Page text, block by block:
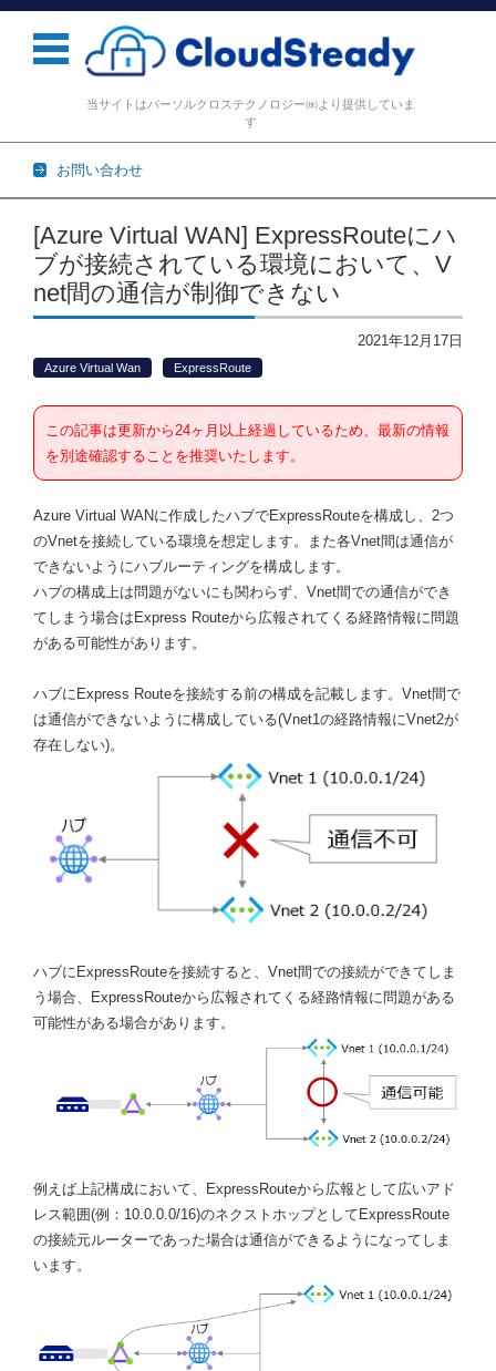
当サイトはパーソルクロステクノロジー㈱より提供していま
す
お問い合わせ
コンテンツに移動
[Azure Virtual WAN] ExpressRouteにハ
ブが接続されている環境において、V
net間の通信が制御できない
2021年12月17日
Azure Virtual Wan ExpressRoute
この記事は更新から24ヶ月以上経過しているため、最新の情報
を別途確認することを推奨いたします。
Azure Virtual WANに作成したハブでExpressRouteを構成し、2つ
のVnetを接続している環境を想定します。また各Vnet間は通信が
できないようにハブルーティングを構成します。
ハブの構成上は問題がないにも関わらず、Vnet間での通信ができ
てしまう場合はExpress Routeから広報されてくる経路情報に問題
がある可能性があります。
ハブにExpress Routeを接続する前の構成を記載します。Vnet間で
は通信ができないように構成している(Vnet1の経路情報にVnet2が
存在しない)。
ハブにExpressRouteを接続すると、Vnet間での接続ができてしま
う場合、ExpressRouteから広報されてくる経路情報に問題がある
可能性がある場合があります。
例えば上記構成において、ExpressRouteから広報として広いアド
レス範囲(例：10.0.0.0/16)のネクストホップとしてExpressRoute
の接続元ルーターであった場合は通信ができるようになってしま
います。